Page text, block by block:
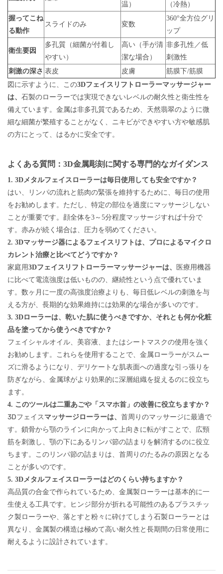
温）
（冷熱）
握ってこね
る動作
スライドのみ 変数
360°全方位グリ
ップ
衛生要因
多孔質（細菌が付着し
やすい）
高い（手が清
潔な場合）
非多孔性／低
刺激性
刺激の深さ 表皮 皮膚
筋膜下/筋膜
図に示すように、この3Dフェイスリフトローラーマッサージャー
は、 石製のローラーでは実現できないレベルの耐久性と衛生性を
備えています。金属は非多孔質であるため、天然翡翠のように微
細な細菌が繁殖することがなく、ニキビができやすい方や敏感肌
の方にとって、はるかに安全です。
よくある質問：3D金属彫刻に関する専門的なガイダンス
1. 3Dメタルフェイスローラーは毎日使用しても安全ですか？
はい、リンパの流れと筋肉の緊張を維持するために、毎日の使用
をお勧めします。ただし、特定の部位を過度にマッサージしない
ことが重要です。顔全体を3～5分程度マッサージすれば十分で
す。赤みが続く場合は、圧力を弱めてください。
2. 3Dマッサージ器によるフェイスリフトは、プロによるマイクロ
カレント治療と比べてどうですか？
家庭用3Dフェイスリフトローラーマッサージャーは、
医療用機器
に比べて電流強度は低いものの、継続性という点で優れていま
す。数ヶ月に一度の高強度治療よりも、毎日低レベルの刺激を与
える方が、長期的な効果維持には効果的な場合が多いのです。
3. 3Dローラーは、乾いた肌に使うべきですか、それとも何か化粧
品を塗ってから使うべきですか？
フェイシャルオイル、美容液、またはシートマスクの使用を強く
お勧めします。これらを使用することで、金属ローラーがスムー
ズに滑るようになり、デリケートな肌表面への過度な引っ張りを
防ぎながら、金属球がより効果的に深層組織を捉えるのに役立ち
ます。
4. このツールは二重あごや「スマホ首」の改善に役立ちますか？
3Dフェイス マッサージローラーは、 首周りのマッサージに最適で
す。鎖骨から顎のラインに向かって上向きに転がすことで、広頸
筋を刺激し、顎の下にあるリンパ節の詰まりを解消するのに役立
ちます。このリンパ節の詰まりは、首周りのたるみの原因となる
ことが多いのです。
5. 3Dメタルフェイスローラーはどのくらい持ちますか？
高品質の合金で作られているため、金属製ローラーは基本的に一
生使える工具です。ヒンジ部分が折れる可能性のあるプラスチッ
ク製ローラーや、落とすと粉々に砕けてしまう石製ローラーとは
異なり、金属製の構造は極めて高い耐久性と長期間の日常使用に
耐えるように設計されています。